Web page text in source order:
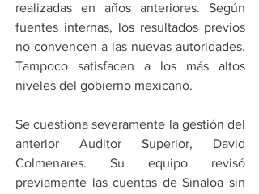
realizadas en años anteriores. Según
fuentes internas, los resultados previos
no convencen a las nuevas autoridades.
Tampoco satisfacen a los más altos
niveles del gobierno mexicano.
Se cuestiona severamente la gestión del
anterior Auditor Superior, David
Colmenares. Su equipo revisó
previamente las cuentas de Sinaloa sin